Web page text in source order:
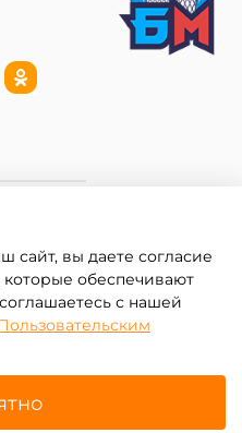
сайт, вы даете согласие
обеспечивают
с нашей